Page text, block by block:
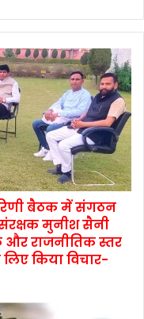
बैठक में संगठन
मुनीश सैनी
और राजनीतिक स्तर
किया विचार-